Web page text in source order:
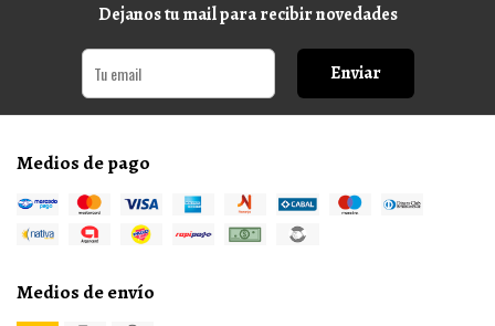
Dejanos tu mail para recibir novedades
Enviar
Medios de pago
Medios de envío